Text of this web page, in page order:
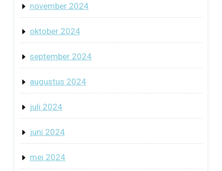
november 2024
oktober 2024
september 2024
augustus 2024
juli 2024
juni 2024
mei 2024